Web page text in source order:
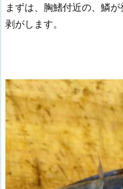
まずは、胸鰭付近の、鱗
剥がします。